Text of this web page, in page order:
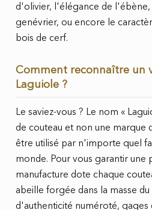
d'olivier, l'élégance de
genévrier, ou encore le
bois de cerf.
Comment reconnaître un
Laguiole ?
Le saviez-vous ? Le nom «
de couteau et non une marque
être utilisé par n'importe quel
monde. Pour vous garantir une
manufacture dote chaque
abeille forgée dans la masse
d'authenticité numéroté, gages